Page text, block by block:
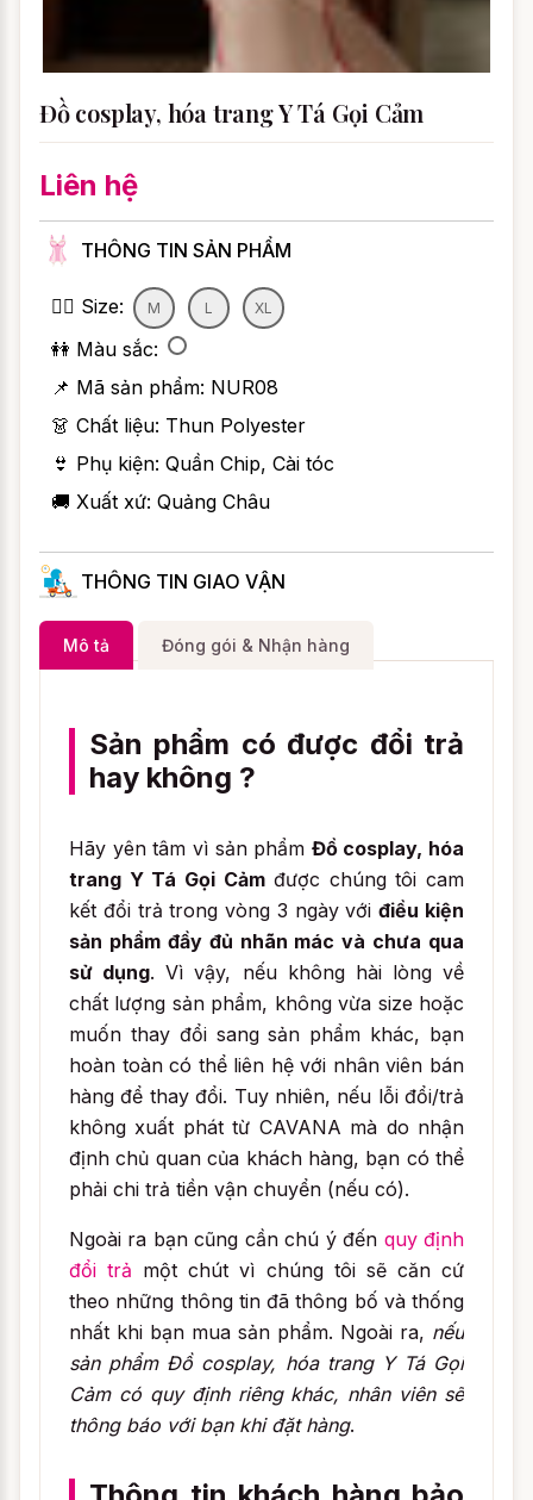
Đồ cosplay, hóa trang Y Tá Gọi Cảm
Liên hệ
THÔNG TIN SẢN PHẨM
👯‍♀️ Size: M L XL
👭 Màu sắc:
📌 Mã sản phẩm: NUR08
👗 Chất liệu: Thun Polyester
👙 Phụ kiện: Quần Chip, Cài tóc
🚚 Xuất xứ: Quảng Châu
THÔNG TIN GIAO VẬN
Mô tả Đóng gói & Nhận hàng
Sản phẩm có được đổi trả
hay không ?
Hãy yên tâm vì sản phẩm Đồ cosplay, hóa
trang Y Tá Gọi Cảmđược chúng tôi cam
kết đổi trả trong vòng 3 ngày vớiđiều kiện
sản phẩm đầy đủ nhãn mác và chưa qua
sử dụng. Vì vậy, nếu không hài lòng về
chất lượng sản phẩm, không vừa size hoặc
muốn thay đổi sang sản phẩm khác, bạn
hoàn toàn có thể liên hệ với nhân viên bán
hàng để thay đổi. Tuy nhiên, nếu lỗi đổi/trả
không xuất phát từ CAVANA mà do nhận
định chủ quan của khách hàng, bạn có thể
phải chi trả tiền vận chuyển (nếu có).
Ngoài ra bạn cũng cần chú ý đến quy định
đổi trả một chút vì chúng tôi sẽ căn cứ
theo những thông tin đã thông bố và thống
nhất khi bạn mua sản phẩm. Ngoài ra, nếu
sản phẩm Đồ cosplay, hóa trang Y Tá Gọi
Cảm có quy định riêng khác, nhân viên sẽ
thông báo với bạn khi đặt hàng.